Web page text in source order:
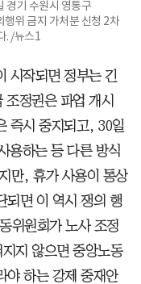
경기 수원시 영통구
위 금지 가처분 신청 2차
. /뉴스1
시작되면 정부는 긴
정권은 파업 개시
즉시 중지되고, 30일
용하는 등 다른 방식
만, 휴가 사용이 통상
되면 이 역시 쟁의 행
위원회가 노사 조정
지 않으면 중앙노동
야 하는 강제 중재안